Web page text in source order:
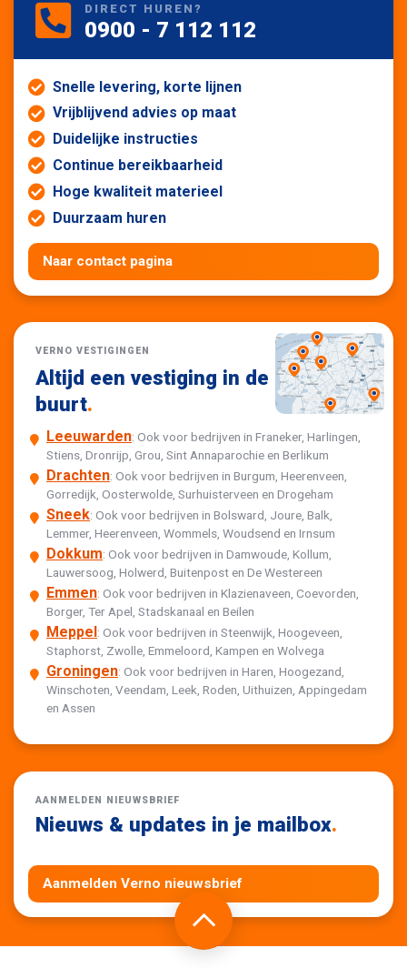
DIRECT HUREN?
0900 - 7 112 112
Snelle levering, korte lijnen
Vrijblijvend advies op maat
Duidelijke instructies
Continue bereikbaarheid
Hoge kwaliteit materieel
Duurzaam huren
Naar contact pagina
VERNO VESTIGINGEN
Altijd een vestiging in de
buurt.
Leeuwarden: Ook voor bedrijven in Franeker, Harlingen,
Stiens, Dronrijp, Grou, Sint Annaparochie en Berlikum
Drachten: Ook voor bedrijven in Burgum, Heerenveen,
Gorredijk, Oosterwolde, Surhuisterveen en Drogeham
Sneek: Ook voor bedrijven in Bolsward, Joure, Balk,
Lemmer, Heerenveen, Wommels, Woudsend en Irnsum
Dokkum: Ook voor bedrijven in Damwoude, Kollum,
Lauwersoog, Holwerd, Buitenpost en De Westereen
Emmen: Ook voor bedrijven in Klazienaveen, Coevorden,
Borger, Ter Apel, Stadskanaal en Beilen
Meppel : Ook voor bedrijven in Steenwijk, Hoogeveen,
Staphorst, Zwolle, Emmeloord, Kampen en Wolvega
Groningen: Ook voor bedrijven in Haren, Hoogezand,
Winschoten, Veendam, Leek, Roden, Uithuizen, Appingedam
en Assen
AANMELDEN NIEUWSBRIEF
Nieuws & updates in je mailbox.
Aanmelden Verno nieuwsbrief